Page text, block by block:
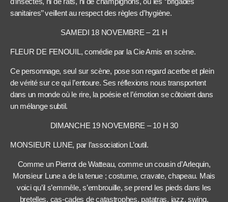
sanitaires’’ veillent au respect des règles d’hygiène.
SAMEDI 18 NOVEMBRE – 21 H
FLEUR DE FENOUIL, comédie par la Cie Amis en scène.
Ce personnage, seul sur scène, pose son regard acerbe et plein
de vérité sur ce qui l’entoure. Ses réflexions nous transportent
dans un monde où le rire, la poésie et l’émotion se côtoient dans
un mélange subtil.
DIMANCHE 19 NOVEMBRE – 10 H 30
MONSIEUR LUNE, par l’association L’outil.
Comme un Pierrot de Watteau, comme un cousin d’Arlequin,
Monsieur Lune a de la tenue ; costume, cravate, chapeau. Mais
voici qu’il s’emmêle, s’embrouille, se prend les pieds dans les
bretelles, cas-cades de catastrophes, patatras, jazz, swing,